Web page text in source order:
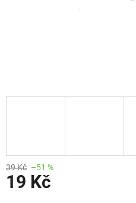
39 Kč –51 %
19 Kč